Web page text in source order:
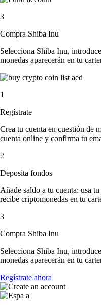
3
Compra Shiba Inu
Selecciona Shiba Inu,
monedas aparecerán en tu
1
Regístrate
Crea tu cuenta en cuestión de
cuenta online y confirma tu
2
Deposita fondos
Añade saldo a tu cuenta: usa
recibe criptomonedas en tu
3
Compra Shiba Inu
Selecciona Shiba Inu,
monedas aparecerán en tu
Regístrate ahora